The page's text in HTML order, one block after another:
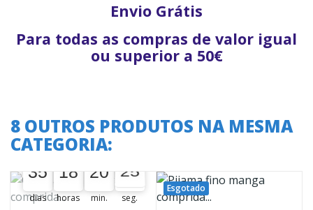
Envio Grátis
Para todas as compras de valor igual
ou superior a 50€
8 OUTROS PRODUTOS NA MESMA
CATEGORIA:
A oferta termina em:
35
35
00
dias
18
18
00
horas
20
20
00
min.
25
25
26
seg.
Esgotado